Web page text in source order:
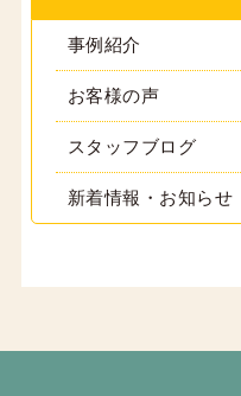
事例紹介
お客様の声
スタッフブログ
新着情報・お知らせ